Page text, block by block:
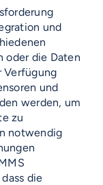
und
oder die Daten
Verfügung
und
werden, um
zu
notwendig
die